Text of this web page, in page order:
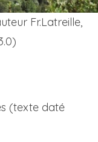
Fr.Latreille,
(texte daté